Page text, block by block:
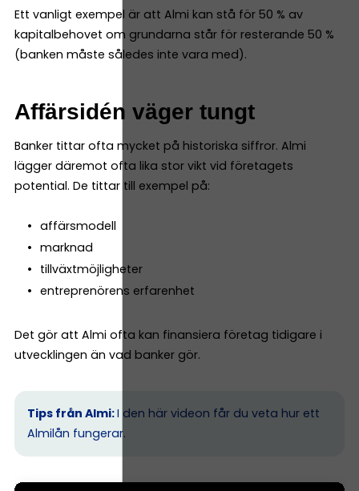
Ett vanligt exempel är att Almi kan stå för 50 % av
kapitalbehovet om grundarna står för resterande 50 %
(banken måste således inte vara med).
Affärsidén väger tungt
Banker tittar ofta mycket på historiska siffror. Almi
lägger däremot ofta lika stor vikt vid företagets
potential. De tittar till exempel på:
affärsmodell
marknad
tillväxtmöjligheter
entreprenörens erfarenhet
Det gör att Almi ofta kan finansiera företag tidigare i
utvecklingen än vad banker gör.
Tips från Almi:I den här videon får du veta hur ett
Almilån fungerar.